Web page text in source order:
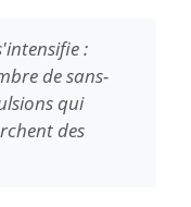
:
de sans-
qui
des